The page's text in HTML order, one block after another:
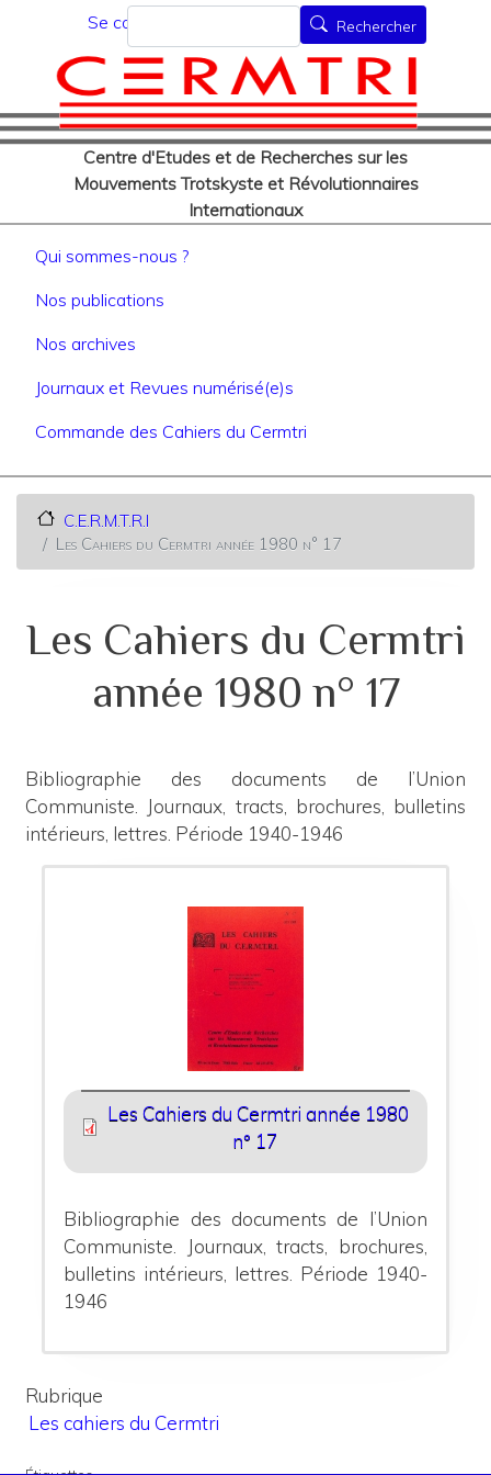
au
contenu
principal
Menu du compte de
Se connecter
Centre d'Etudes et de Recherches sur les
Mouvements Trotskyste et Révolutionnaires
Internationaux
Rechercher Rechercher
Navigation principale
Qui sommes-nous ?
Nos publications
Nos archives
Journaux et Revues numérisé(e)s
Commande des Cahiers du Cermtri
C.E.R.M.T.R.I
Les Cahiers du Cermtri année 1980 n° 17
Les Cahiers du Cermtri
année 1980 n° 17
Bibliographie des documents de l’Union
Communiste. Journaux, tracts, brochures, bulletins
intérieurs, lettres. Période 1940-1946
Les Cahiers du Cermtri année 1980
n° 17
Bibliographie des documents de l’Union
Communiste.
Journaux, tracts, brochures,
bulletins intérieurs, lettres. Période 1940-
1946
Rubrique
Les cahiers du Cermtri